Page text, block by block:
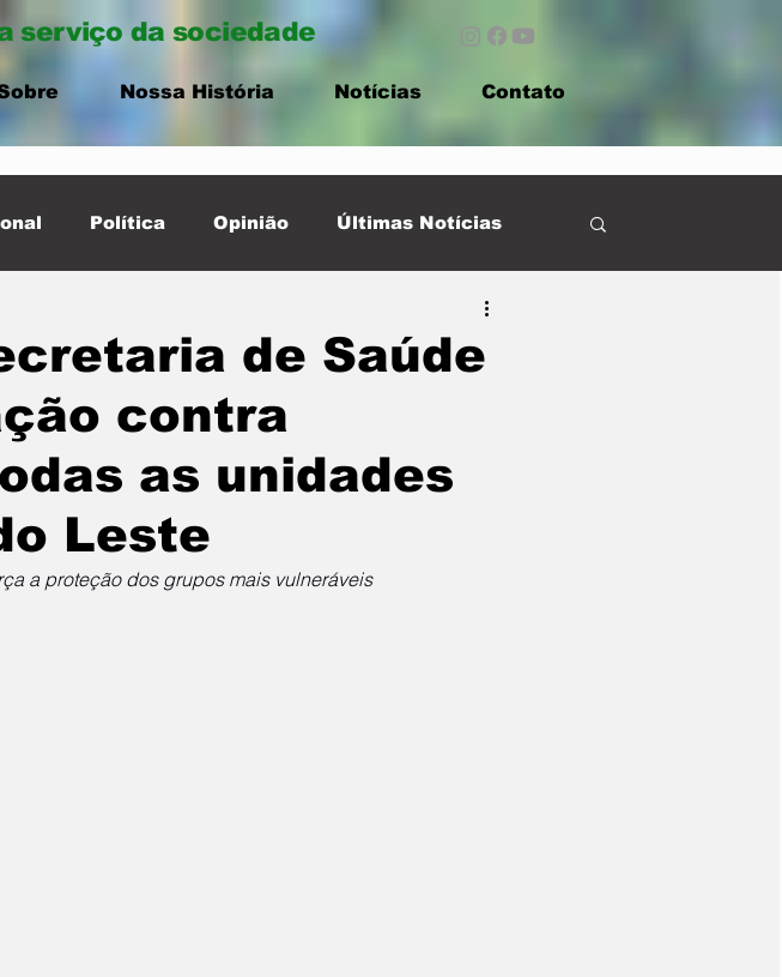
serviço da sociedade
Nossa História Notícias Contato
Política Opinião Últimas Notícias
de Saúde
contra
as unidades
Leste
a proteção dos grupos mais vulneráveis